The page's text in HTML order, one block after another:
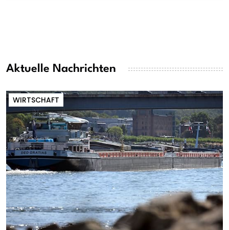
Aktuelle Nachrichten
WIRTSCHAFT